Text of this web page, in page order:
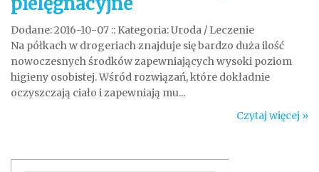
Dodane: 2016-10-07 :: Kategoria: Uroda / Leczenie
Na półkach w drogeriach znajduje się bardzo duża ilość
nowoczesnych środków zapewniających wysoki poziom
higieny osobistej. Wśród rozwiązań, które dokładnie
oczyszczają ciało i zapewniają mu...
Czytaj więcej »